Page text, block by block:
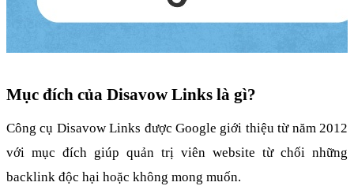
Mục đích của Disavow Links là gì?
Công cụ Disavow Links được Google giới thiệu từ năm 2012
với mục đích giúp quản trị viên website từ chối những
backlink độc hại hoặc không mong muốn.